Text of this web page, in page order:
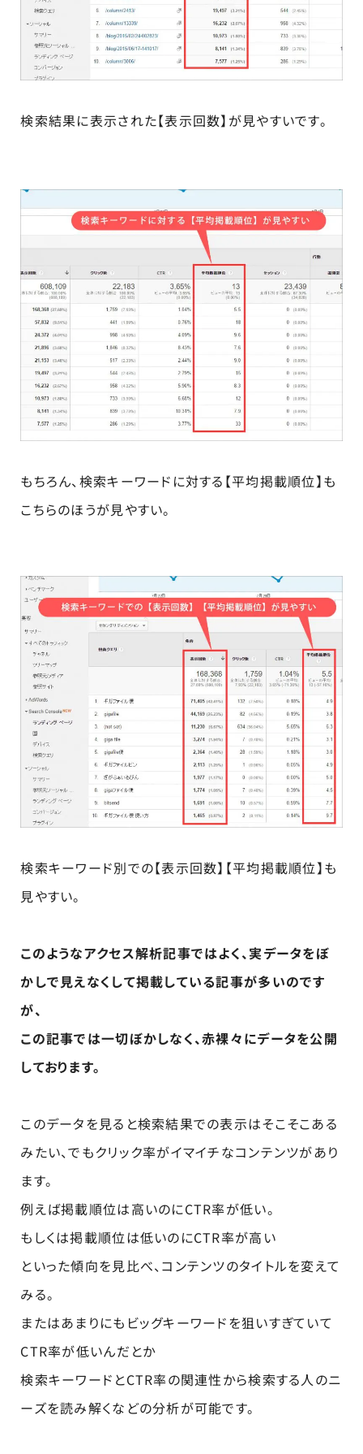
検索結果に表示された【表示回数】が見やすいです。
もちろん、検索キーワードに対する【平均掲載順位】も
こちらのほうが見やすい。
検索キーワード別での【表示回数】【平均掲載順位】も
見やすい。
このようなアクセス解析記事ではよく、実データをぼ
かしで見えなくして掲載している記事が多いのです
が、
この記事では一切ぼかしなく、赤裸々にデータを公開
しております。
このデータを見ると検索結果での表示はそこそこある
みたい、でもクリック率がイマイチなコンテンツがあり
ます。
例えば掲載順位は高いのにCTR率が低い。
もしくは掲載順位は低いのにCTR率が高い
といった傾向を見比べ、コンテンツのタイトルを変えて
みる。
またはあまりにもビッグキーワードを狙いすぎていて
CTR率が低いんだとか
検索キーワードとCTR率の関連性から検索する人のニ
ーズを読み解くなどの分析が可能です。